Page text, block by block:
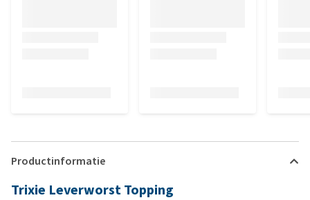
Productinformatie
Trixie Leverworst Topping